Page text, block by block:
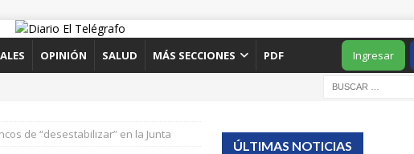
OPINIÓN SALUD MÁS SECCIONES PDF Ingresar
de “desestabilizar” en la Junta
ÚLTIMAS NOTICIAS